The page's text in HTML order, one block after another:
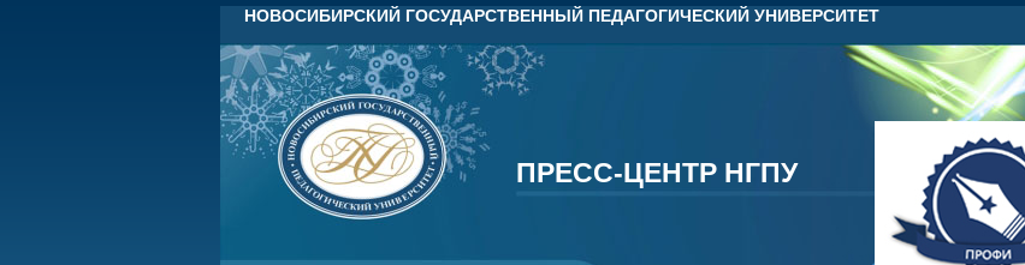
НОВОСИБИРСКИЙ ГОСУДАРСТВЕННЫЙ ПЕДАГОГИЧЕСКИЙ УНИВЕРСИТЕТ
ПРЕСС-ЦЕНТР НГПУ
ПРЕСС-ЦЕНТР НГПУ